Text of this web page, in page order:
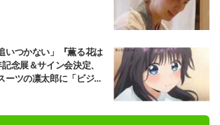
いつかない」『薫る花は
念展＆サイン会決定、
ーツの凛太郎に「ビジュ